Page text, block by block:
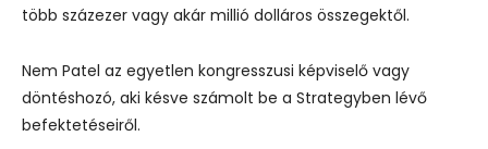
több százezer vagy akár millió dolláros összegektől.
Nem Patel az egyetlen kongresszusi képviselő vagy
döntéshozó, aki késve számolt be a Strategyben lévő
befektetéseiről.